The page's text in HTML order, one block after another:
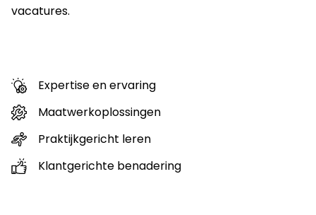
vacatures.
Expertise en ervaring
Maatwerkoplossingen
Praktijkgericht leren
Klantgerichte benadering